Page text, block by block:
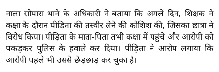
मि
सा
ल
नाला सोपारा थाने के अधिकारी ने बताया कि अगले दिन, शिक्षक ने
कक्षा के दौरान पीड़िता की तस्वीर लेने की कोशिश की, जिसका छात्रा ने
विरोध किया। पीड़िता के माता-पिता तभी कक्षा में पहुंचे और आरोपी को
पकड़कर पुलिस के हवाले कर दिया। पीड़िता ने आरोप लगाया कि
आरोपी पहले भी उससे छेड़छाड़ कर चुका है।